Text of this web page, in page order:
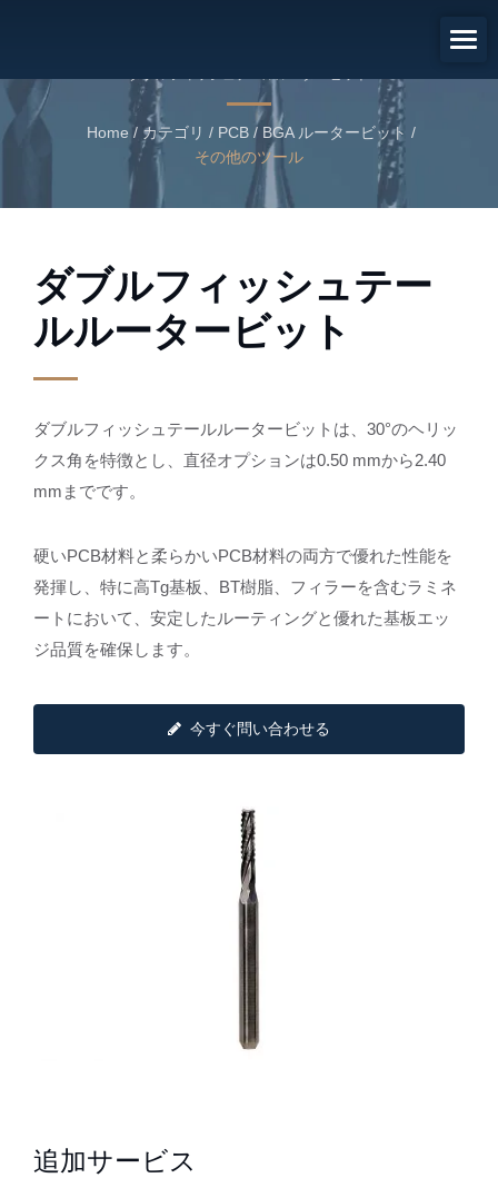
ービット
Home / カテゴリ / PCB / BGA ルータービット /
その他のツール
ダブルフィッシュテー
ルルータービット
ダブルフィッシュテールルータービットは、30°のヘリッ
クス角を特徴とし、直径オプションは0.50 mmから2.40
mmまでです。
硬いPCB材料と柔らかいPCB材料の両方で優れた性能を
発揮し、特に高Tg基板、BT樹脂、フィラーを含むラミネ
ートにおいて、安定したルーティングと優れた基板エッ
ジ品質を確保します。
今すぐ問い合わせる
追加サービス